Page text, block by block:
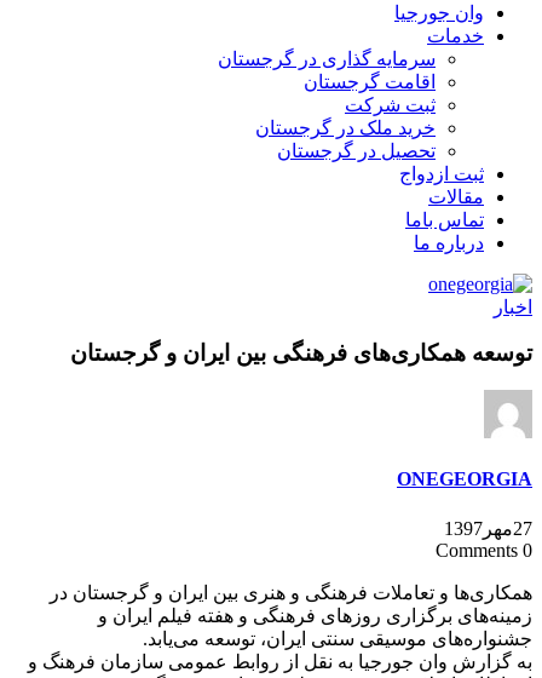
وان جورجیا
خدمات
سرمایه گذاری در گرجستان
اقامت گرجستان
ثبت شرکت
خرید ملک در گرجستان
تحصیل در گرجستان
ثبت ازدواج
مقالات
تماس باما
درباره ما
اخبار
توسعه همکاری‌های فرهنگی بین ایران و گرجستان
ONEGEORGIA
27مهر1397
0 Comments
همکاری‌ها و تعاملات فرهنگی و هنری بین ایران و گرجستان در
زمینه‌های برگزاری روزهای فرهنگی و هفته فیلم ایران و
جشنواره‌های موسیقی سنتی ایران، توسعه می‌یابد.
به گزارش وان جورجیا به نقل از روابط عمومی سازمان فرهنگ و